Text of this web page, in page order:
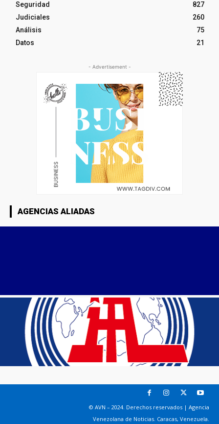
Seguridad
827
Judiciales
260
Análisis
75
Datos
21
- Advertisement -
AGENCIAS ALIADAS
© AVN – 2024. Derechos reservados | Agencia
Venezolana de Noticias. Caracas, Venezuela.